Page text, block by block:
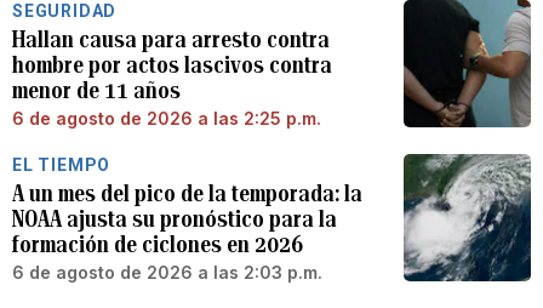
SEGURIDAD
Hallan causa para arresto contra
hombre por actos lascivos contra
menor de 11 años
6 de agosto de 2026 a las 2:25 p.m.
EL TIEMPO
A un mes del pico de la temporada: la
NOAA ajusta su pronóstico para la
formación de ciclones en 2026
6 de agosto de 2026 a las 2:03 p.m.